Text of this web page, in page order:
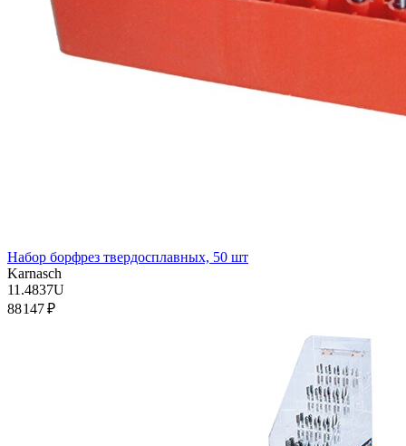
Набор борфрез твердосплавных, 50 шт
Karnasch
11.4837U
88 147 ₽